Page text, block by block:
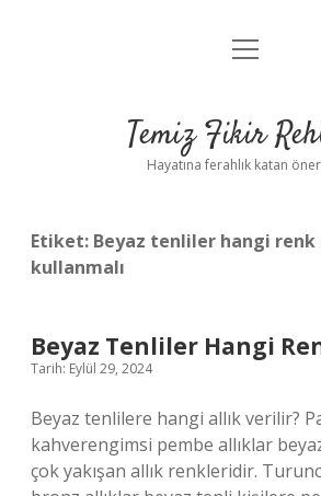
Anasayfa
Yasal Uyarı
menüyü
Temiz Fikir
Hayatına ferahlık katan
Etiket: Beyaz tenliler hangi renk
kullanmalı
Beyaz Tenliler Hangi
Tarih: Eylül 29, 2024
Beyaz tenlilere hangi allık verilir?
kahverengimsi pembe allıklar
çok yakışan allık renkleridir.